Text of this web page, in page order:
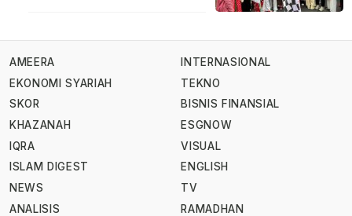
AMEERA
EKONOMI SYARIAH
SKOR
KHAZANAH
IQRA
ISLAM DIGEST
NEWS
ANALISIS
INTERNASIONAL
TEKNO
BISNIS FINANSIAL
ESGNOW
VISUAL
ENGLISH
TV
RAMADHAN